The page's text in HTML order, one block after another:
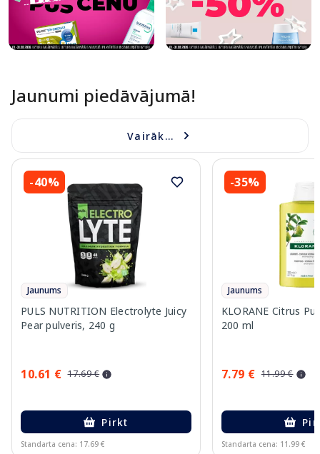
Jaunumi piedāvājumā!
Vairāk...
-40%
Jaunums
PULS NUTRITION Electrolyte Juicy
Pear pulveris, 240 g
10.61 € 17.69 €
Pirkt
Standarta cena: 17.69 €
-35%
Jaunums
KLORANE Citrus
200 ml
7.79 € 11.99 €
Standarta cena: 11.99 €